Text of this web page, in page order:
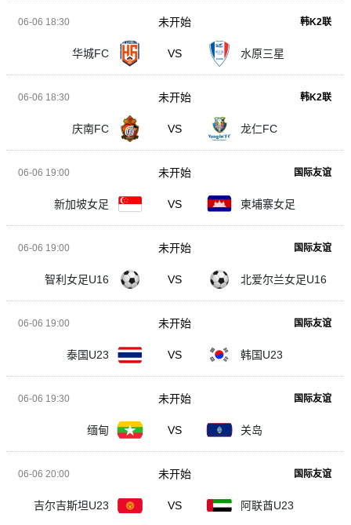
06-06 18:30 韩K2联
华城FC VS 水原三星
未开始
06-06 18:30 韩K2联
庆南FC VS 龙仁FC
未开始
06-06 19:00 国际友谊
新加坡女足 VS 柬埔寨女足
未开始
06-06 19:00 国际友谊
智利女足U16 VS 北爱尔兰女足U16
未开始
06-06 19:00 国际友谊
泰国U23 VS 韩国U23
未开始
06-06 19:30 国际友谊
缅甸 VS 关岛
未开始
06-06 20:00 国际友谊
吉尔吉斯坦U23 VS 阿联酋U23
未开始